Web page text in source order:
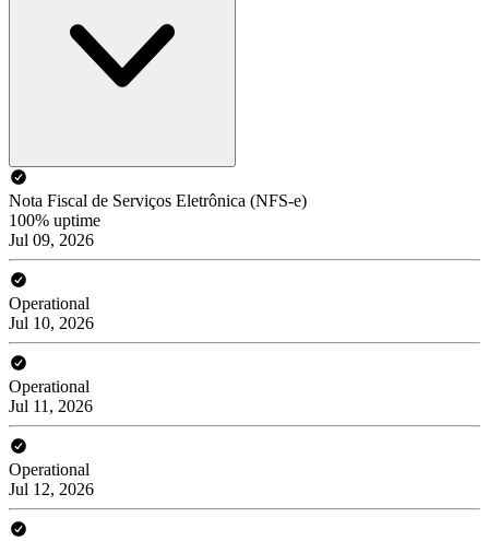
Nota Fiscal de Serviços Eletrônica (NFS-e)
100% uptime
Jul 09, 2026
Operational
Jul 10, 2026
Operational
Jul 11, 2026
Operational
Jul 12, 2026